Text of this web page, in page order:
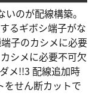
のが配線構築。
るギボシ端子がな
子のカシメに必要
シメに必要不可欠
メ!!3 配線追加時
をせん断カットで